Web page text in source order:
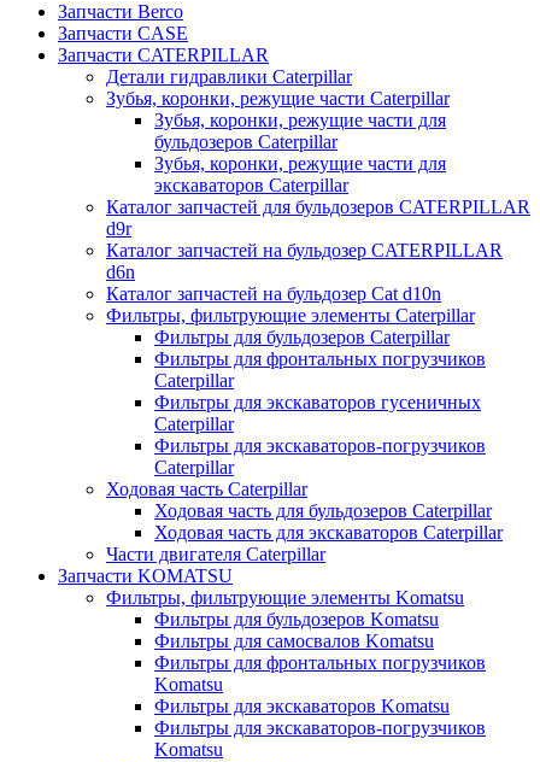
Запчасти Berco
Запчасти CASE
Запчасти CATERPILLAR
Детали гидравлики Caterpillar
Зубья, коронки, режущие части Caterpillar
Зубья, коронки, режущие части для
бульдозеров Caterpillar
Зубья, коронки, режущие части для
экскаваторов Caterpillar
Каталог запчастей для бульдозеров CATERPILLAR
d9r
Каталог запчастей на бульдозер CATERPILLAR
d6n
Каталог запчастей на бульдозер Сat d10n
Фильтры, фильтрующие элементы Caterpillar
Фильтры для бульдозеров Caterpillar
Фильтры для фронтальных погрузчиков
Caterpillar
Фильтры для экскаваторов гусеничных
Caterpillar
Фильтры для экскаваторов-погрузчиков
Caterpillar
Ходовая часть Caterpillar
Ходовая часть для бульдозеров Caterpillar
Ходовая часть для экскаваторов Caterpillar
Части двигателя Caterpillar
Запчасти KOMATSU
Фильтры, фильтрующие элементы Komatsu
Фильтры для бульдозеров Komatsu
Фильтры для самосвалов Komatsu
Фильтры для фронтальных погрузчиков
Komatsu
Фильтры для экскаваторов Komatsu
Фильтры для экскаваторов-погрузчиков
Komatsu